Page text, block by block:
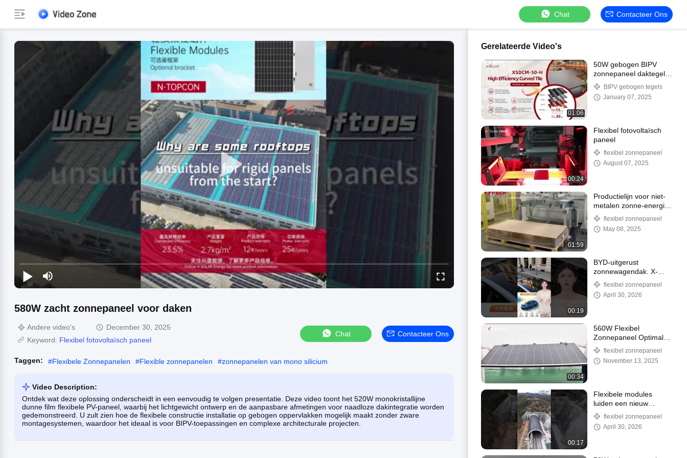
Chat Contacteer Ons
580W zacht zonnepaneel voor daken
Andere video's
December 30, 2025
Keyword: Flexibel fotovoltaïsch paneel
Chat Contacteer Ons
Taggen: #Flexibele Zonnepanelen #Flexible zonnepanelen #zonnepanelen van mono silicium
Video Description:
Ontdek wat deze oplossing onderscheidt in een eenvoudig te volgen presentatie. Deze video toont het 520W monokristallijne
dunne film flexibele PV-paneel, waarbij het lichtgewicht ontwerp en de aanpasbare afmetingen voor naadloze dakintegratie worden
gedemonstreerd. U zult zien hoe de flexibele constructie installatie op gebogen oppervlakken mogelijk maakt zonder zware
montagesystemen, waardoor het ideaal is voor BIPV-toepassingen en complexe architecturale projecten.
Gerelateerde Video's
01:06
50W gebogen BIPV
zonnepaneel daktegels
kortsluitingspanning
8.62A CE TUV
gecertificeerd
BIPV gebogen tegels
January 07, 2025
00:24
Flexibel fotovoltaïsch
paneel
flexibel zonnepaneel
August 07, 2025
01:59
Productielijn voor niet-
metalen zonne-energie-
modules Niet-
destructieve
dickmachine Nominaal
flexibel zonnepaneel
May 08, 2025
00:19
BYD-uitgerust
zonnewagendak. X-
SOLAR helpt het bereik
van nieuwe energie-
elektrische voertuigen
flexibel zonnepaneel
April 30, 2026
00:34
560W Flexibel
Zonnepaneel Optimale
Bedrijfsspanning 9,59V
en Weerbestendig
flexibel zonnepaneel
November 13, 2025
00:17
Flexibele modules
luiden een nieuw
installatietijdperk in en
passen zich aan alle
soorten gebogen
flexibel zonnepaneel
April 30, 2026